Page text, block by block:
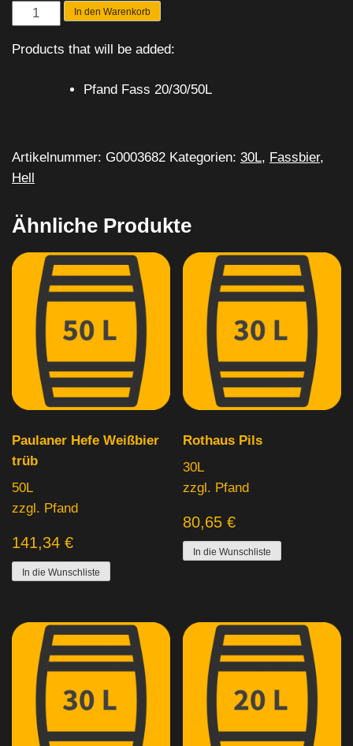
Krombacher
Hell
Menge
In den Warenkorb
Products that will be added:
Pfand Fass 20/30/50L
Artikelnummer: G0003682 Kategorien: 30L, Fassbier,
Hell
Ähnliche Produkte
Paulaner Hefe Weißbier
trüb
50L
zzgl. Pfand
141,34 €
In die Wunschliste
Rothaus Pils
30L
zzgl. Pfand
80,65€
In die Wunschliste